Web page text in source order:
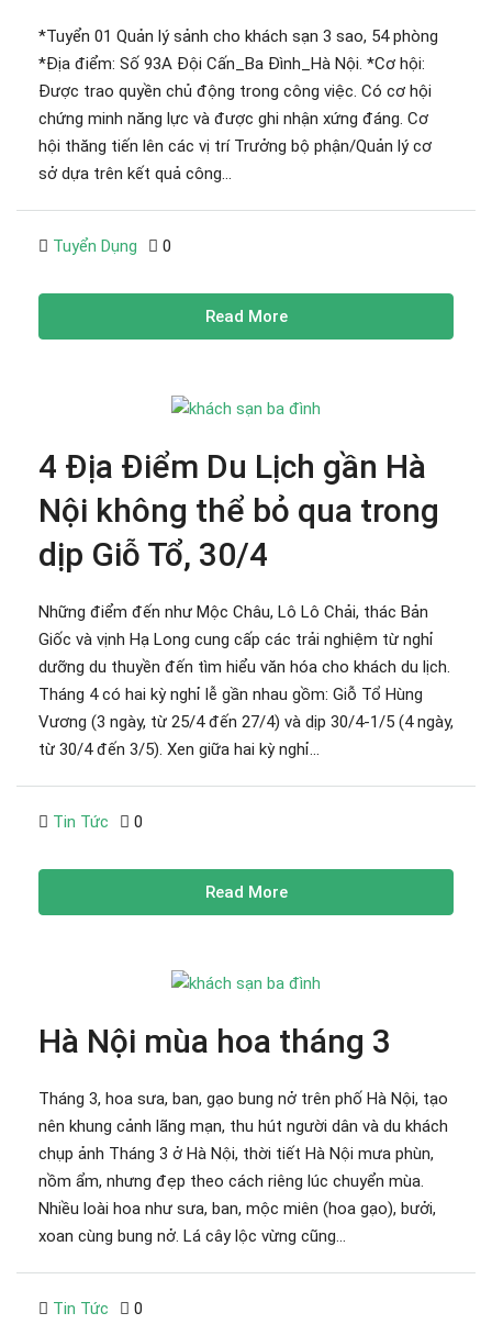
*Tuyển 01 Quản lý sảnh cho khách sạn 3 sao, 54 phòng
*Địa điểm: Số 93A Đội Cấn_Ba Đình_Hà Nội. *Cơ hội:
Được trao quyền chủ động trong công việc. Có cơ hội
chứng minh năng lực và được ghi nhận xứng đáng. Cơ
hội thăng tiến lên các vị trí Trưởng bộ phận/Quản lý cơ
sở dựa trên kết quả công...
Tuyển Dụng 0
Read More
4 Địa Điểm Du Lịch gần Hà
Nội không thể bỏ qua trong
dịp Giỗ Tổ, 30/4
Những điểm đến như Mộc Châu, Lô Lô Chải, thác Bản
Giốc và vịnh Hạ Long cung cấp các trải nghiệm từ nghỉ
dưỡng du thuyền đến tìm hiểu văn hóa cho khách du lịch.
Tháng 4 có hai kỳ nghỉ lễ gần nhau gồm: Giỗ Tổ Hùng
Vương (3 ngày, từ 25/4 đến 27/4) và dịp 30/4-1/5 (4 ngày,
từ 30/4 đến 3/5). Xen giữa hai kỳ nghỉ...
Tin Tức 0
Read More
Hà Nội mùa hoa tháng 3
Tháng 3, hoa sưa, ban, gạo bung nở trên phố Hà Nội, tạo
nên khung cảnh lãng mạn, thu hút người dân và du khách
chụp ảnh Tháng 3 ở Hà Nội, thời tiết Hà Nội mưa phùn,
nồm ẩm, nhưng đẹp theo cách riêng lúc chuyển mùa.
Nhiều loài hoa như sưa, ban, mộc miên (hoa gạo), bưởi,
xoan cùng bung nở. Lá cây lộc vừng cũng...
Tin Tức 0